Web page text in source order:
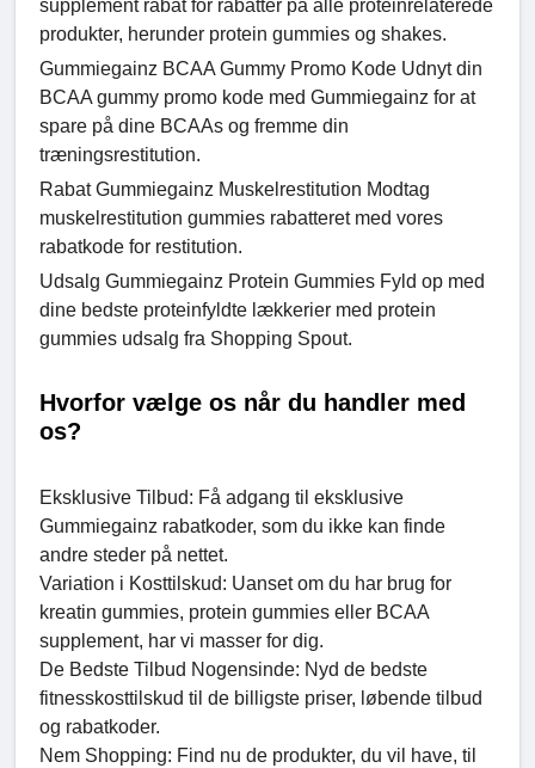
supplement rabat for rabatter på alle proteinrelaterede
produkter, herunder protein gummies og shakes.
Gummiegainz BCAA Gummy Promo Kode Udnyt din
BCAA gummy promo kode med Gummiegainz for at
spare på dine BCAAs og fremme din
træningsrestitution.
Rabat Gummiegainz Muskelrestitution Modtag
muskelrestitution gummies rabatteret med vores
rabatkode for restitution.
Udsalg Gummiegainz Protein Gummies Fyld op med
dine bedste proteinfyldte lækkerier med protein
gummies udsalg fra Shopping Spout.
Hvorfor vælge os når du handler med
os?
Eksklusive Tilbud: Få adgang til eksklusive
Gummiegainz rabatkoder, som du ikke kan finde
andre steder på nettet.
Variation i Kosttilskud: Uanset om du har brug for
kreatin gummies, protein gummies eller BCAA
supplement, har vi masser for dig.
De Bedste Tilbud Nogensinde: Nyd de bedste
fitnesskosttilskud til de billigste priser, løbende tilbud
og rabatkoder.
Nem Shopping: Find nu de produkter, du vil have, til